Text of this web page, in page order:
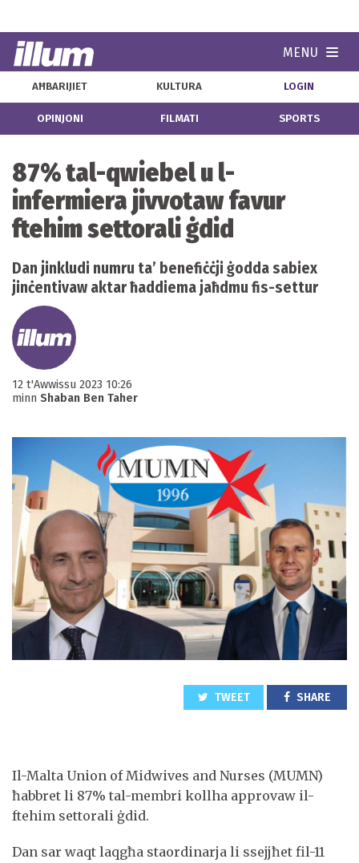
MENU
AĦBARIJIET KULTURA LOGIN
OPINJONI FILMATI SPORTS
87% tal-qwiebel u l-
infermiera jivvotaw favur
ftehim settorali ġdid
Dan jinkludi numru ta’ benefiċċji ġodda sabiex
jinċentivaw aktar ħaddiema jaħdmu fis-settur
12 t'Awwissu 2023 10:26
minn Shaban Ben Taher
TWEET SHARE
Il-Malta Union of Midwives and Nurses (MUMN)
ħabbret li 87% tal-membri kollha approvaw il-
ftehim settorali ġdid.
Dan sar waqt laqgħa staordinarja li ssejjħet fil-11